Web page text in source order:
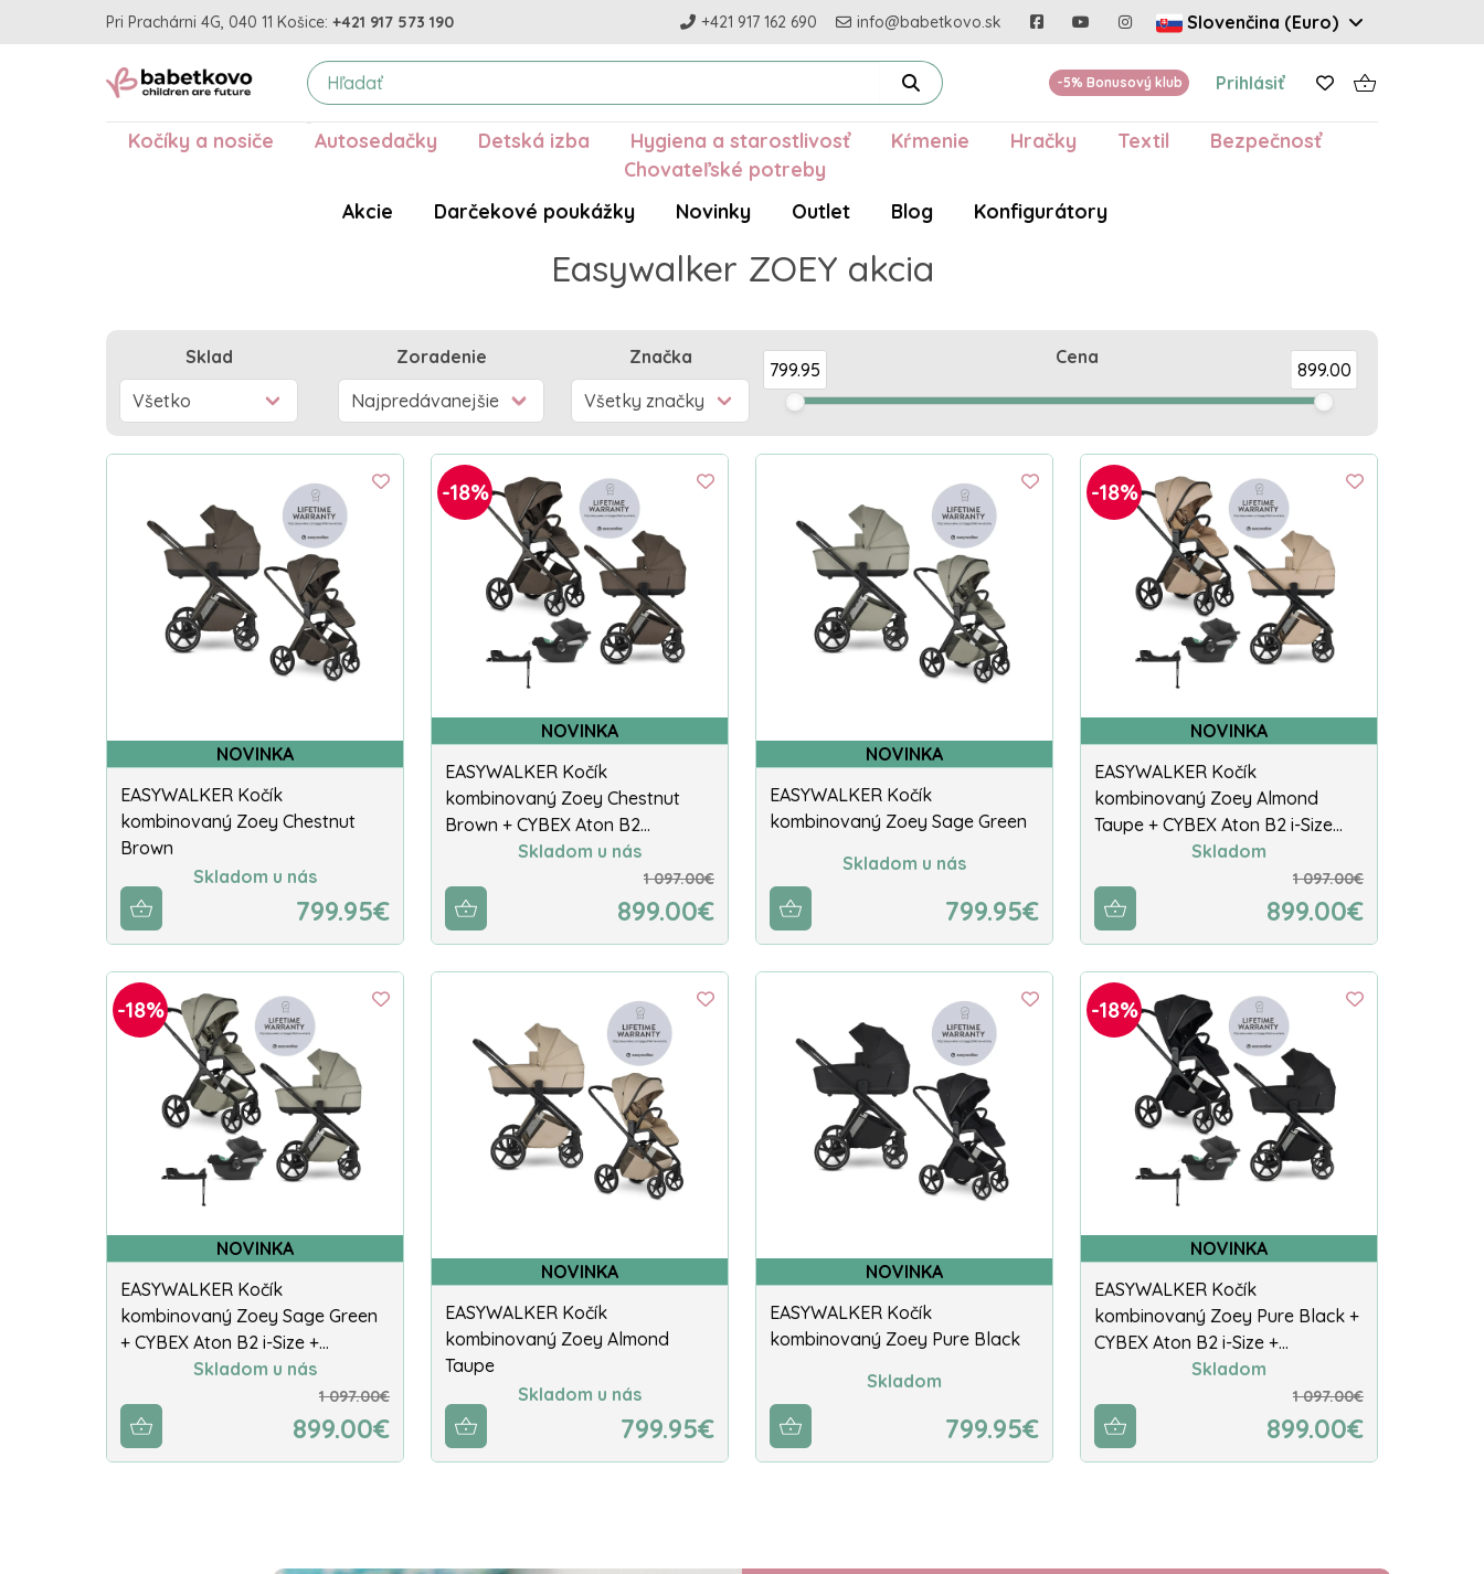
Pri Prachárni 4G, 040 11 Košice: +421 917 573 190 +421 917 162 690 info@babetkovo.sk Slovenčina (Euro)
-5% Bonusový klub Prihlásiť
Kočíky a nosiče Autosedačky Detská izba Hygiena a starostlivosť Kŕmenie Hračky Textil
Bezpečnosť
Chovateľské potreby
Akcie
Darčekové poukážky Novinky Outlet Blog Konfigurátory
Easywalker ZOEY akcia
Sklad Zoradenie Značka Cena
799.95 899.00
NOVINKA
EASYWALKER Kočík
kombinovaný Zoey Chestnut
Brown
Skladom u nás
799.95€
-18%
NOVINKA
EASYWALKER Kočík
kombinovaný Zoey Chestnut
Brown + CYBEX Aton B2…
Skladom u nás
1 097.00€
899.00€
NOVINKA
EASYWALKER Kočík
kombinovaný Zoey Sage Green
Skladom u nás
799.95€
-18%
NOVINKA
EASYWALKER Kočík
kombinovaný Zoey Almond
Taupe + CYBEX Aton B2 i-Size…
Skladom
1 097.00€
899.00€
-18%
NOVINKA
EASYWALKER Kočík
kombinovaný Zoey Sage Green
+ CYBEX Aton B2 i-Size +…
Skladom u nás
1 097.00€
899.00€
NOVINKA
EASYWALKER Kočík
kombinovaný Zoey Almond
Taupe
Skladom u nás
799.95€
NOVINKA
EASYWALKER Kočík
kombinovaný Zoey Pure Black
Skladom
799.95€
-18%
NOVINKA
EASYWALKER Kočík
kombinovaný Zoey Pure Black +
CYBEX Aton B2 i-Size +…
Skladom
1 097.00€
899.00€